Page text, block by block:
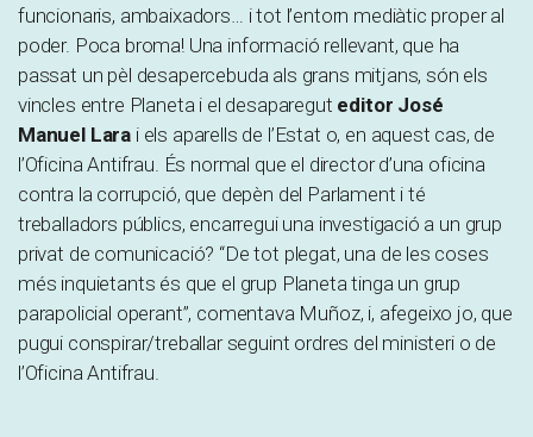
funcionaris, ambaixadors… i tot l’entorn mediàtic proper al
poder. Poca broma! Una informació rellevant, que ha
passat un pèl desapercebuda als grans mitjans, són els
vincles entre Planeta i el desaparegut editor José
Manuel Lara i els aparells de l’Estat o, en aquest cas, de
l’Oficina Antifrau. És normal que el director d’una oficina
contra la corrupció, que depèn del Parlament i té
treballadors públics, encarregui una investigació a un grup
privat de comunicació? “De tot plegat, una de les coses
més inquietants és que el grup Planeta tinga un grup
parapolicial operant”, comentava Muñoz, i, afegeixo jo, que
pugui conspirar/treballar seguint ordres del ministeri o de
l’Oficina Antifrau.